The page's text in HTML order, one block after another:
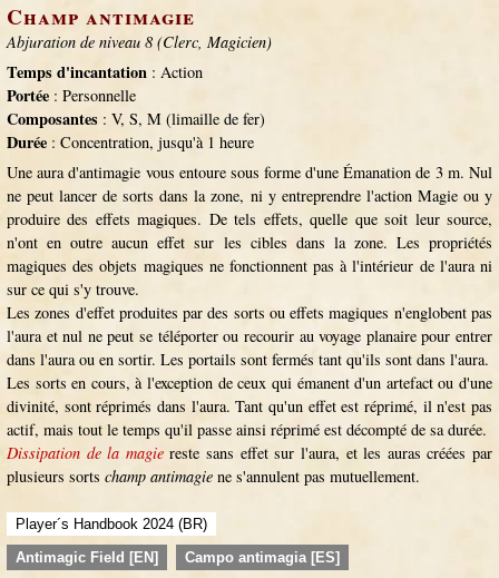
Champ antimagie
Abjuration de niveau 8 (Clerc, Magicien)
Temps d'incantation : Action
Portée : Personnelle
Composantes : V, S, M (limaille de fer)
Durée : Concentration, jusqu'à 1 heure
Une aura d'antimagie vous entoure sous forme d'une Émanation de 3 m. Nul
ne peut lancer de sorts dans la zone, ni y entreprendre l'action Magie ou y
produire des effets magiques. De tels effets, quelle que soit leur source,
n'ont en outre aucun effet sur les cibles dans la zone. Les propriétés
magiques des objets magiques ne fonctionnent pas à l'intérieur de l'aura ni
sur ce qui s'y trouve.
Les zones d'effet produites par des sorts ou effets magiques n'englobent pas
l'aura et nul ne peut se téléporter ou recourir au voyage planaire pour entrer
dans l'aura ou en sortir. Les portails sont fermés tant qu'ils sont dans l'aura.
Les sorts en cours, à l'exception de ceux qui émanent d'un artefact ou d'une
divinité, sont réprimés dans l'aura. Tant qu'un effet est réprimé, il n'est pas
actif, mais tout le temps qu'il passe ainsi réprimé est décompté de sa durée.
Dissipation de la magiereste sans effet sur l'aura, et les auras créées par
plusieurs sorts champ antimagie ne s'annulent pas mutuellement.
Player´s Handbook 2024 (BR)
Antimagic Field [EN]
Campo antimagia [ES]